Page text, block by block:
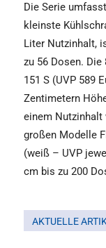
Die Serie
kleinste
Liter Nutzinhalt,
zu 56 Dosen.
151 S (UVP 589
Zentimetern
einem Nutzinhalt
großen Modelle
(weiß – UVP
cm bis zu 200
AKTUELLE